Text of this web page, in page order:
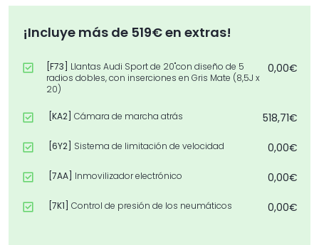
¡Incluye más de 519€ en extras!
[F73]
Llantas Audi Sport de 20"con diseño de 5
radios dobles, con inserciones en Gris Mate (8,5J x
20)
0,00€
[KA2] Cámara de marcha atrás 518,71€
[6Y2] Sistema de limitación de velocidad 0,00€
[7AA] Inmovilizador electrónico 0,00€
[7K1] Control de presión de los neumáticos 0,00€